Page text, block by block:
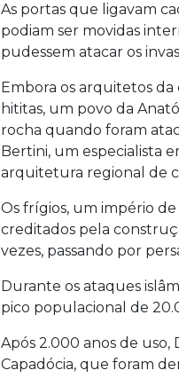
As portas que ligavam
podiam ser movidas
pudessem atacar os
Embora os arquitetos
hititas, um povo da
rocha quando foram
Bertini, um especialista
arquitetura regional de
Os frígios, um império
creditados pela
vezes, passando por
Durante os ataques
pico populacional de
Após 2.000 anos de
Capadócia, que foram